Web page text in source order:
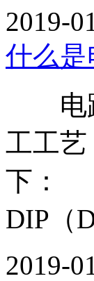
2019-
什么是
电路
工工
下：
DIP（
2019-